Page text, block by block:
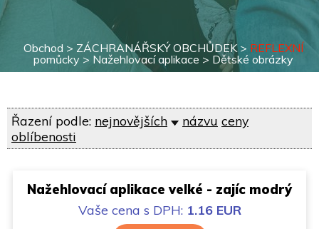
Obchod > ZÁCHRANÁŘSKÝ OBCHŮDEK> REFLEXNÍ
pomůcky> Nažehlovací aplikace > Dětské obrázky
Řazení podle: nejnovějších názvu ceny
oblíbenosti
Nažehlovací aplikace velké - zajíc modrý
Vaše cena s DPH: 1.16 EUR